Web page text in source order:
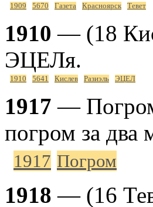
1909 5670 Газета Красноярск Тевет
1910 — (18
ЭЦЕЛя.
1910 5641 Кислев Разиэль ЭЦЕЛ
1917 —
погром за два
1917 Погром
1918 — (16